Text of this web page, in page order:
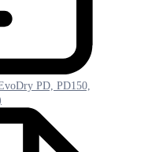
PD, PD150,